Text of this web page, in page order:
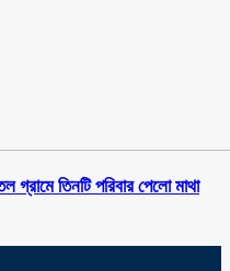
তিনটি পরিবার পেলো মাথা